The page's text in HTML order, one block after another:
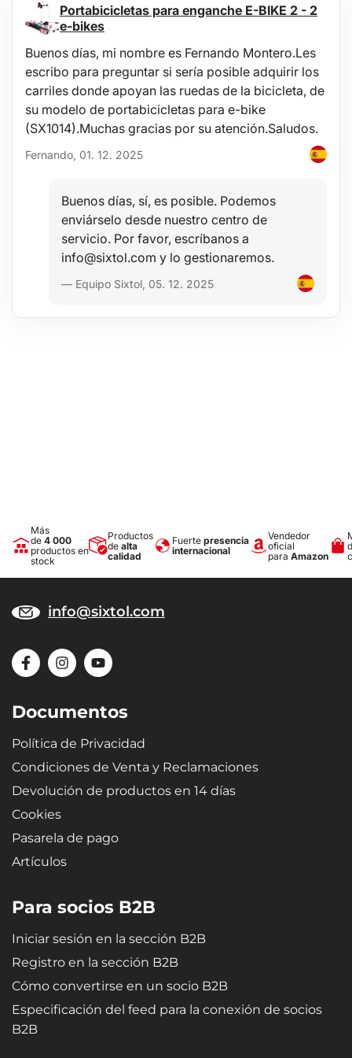
Portabicicletas para enganche E-BIKE 2 - 2
e-bikes
Buenos días, mi nombre es Fernando Montero.Les
escribo para preguntar si sería posible adquirir los
carriles donde apoyan las ruedas de la bicicleta, de
su modelo de portabicicletas para e-bike
(SX1014).Muchas gracias por su atención.Saludos.
Fernando, 01. 12. 2025
Buenos días, sí, es posible. Podemos
enviárselo desde nuestro centro de
servicio. Por favor, escríbanos a
info@sixtol.com y lo gestionaremos.
— Equipo Sixtol, 05. 12. 2025
Más
de 4 000
productos en
stock
Productos
de alta
calidad
Fuerte presencia
internacional
Vendedor
oficial
para Amazon
info@sixtol.com
Documentos
Política de Privacidad
Condiciones de Venta y Reclamaciones
Devolución de productos en 14 días
Cookies
Pasarela de pago
Artículos
Para socios B2B
Iniciar sesión en la sección B2B
Registro en la sección B2B
Cómo convertirse en un socio B2B
Especificación del feed para la conexión de socios
B2B